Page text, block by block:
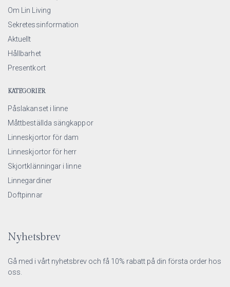
Om Lin Living
Sekretessinformation
Aktuellt
Hållbarhet
Presentkort
KATEGORIER
Påslakanset i linne
Måttbeställda sängkappor
Linneskjortor för dam
Linneskjortor för herr
Skjortklänningar i linne
Linnegardiner
Doftpinnar
Nyhetsbrev
Gå med i vårt nyhetsbrev och få 10% rabatt på din första order hos
oss.